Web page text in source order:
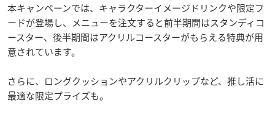
本キャンペーンでは、キャラクターイメージドリンクや限定フ
ードが登場し、メニューを注文すると前半期間はスタンディコ
ースター、後半期間はアクリルコースターがもらえる特典が用
意されています。
さらに、ロングクッションやアクリルクリップなど、推し活に
最適な限定プライズも。